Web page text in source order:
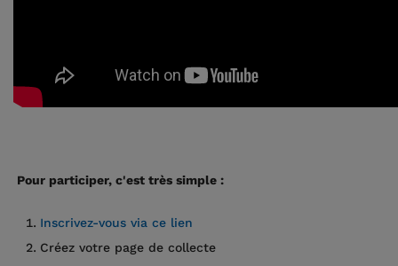
Pour participer, c'est très simple :
Inscrivez-vous via ce lien
Créez votre page de collecte